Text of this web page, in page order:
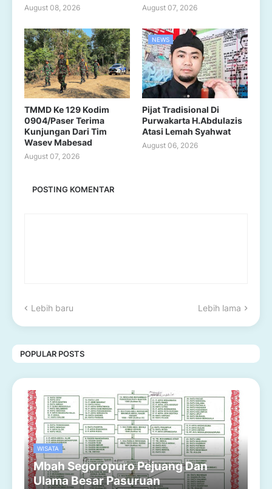
August 08, 2026 August 07, 2026
TMMD Ke 129 Kodim
0904/Paser Terima
Kunjungan Dari Tim
Wasev Mabesad
August 07, 2026
NEWS
Pijat Tradisional Di
Purwakarta H.Abdulazis
Atasi Lemah Syahwat
August 06, 2026
POSTING KOMENTAR
Lebih baru Lebih lama
POPULAR POSTS
WISATA
Mbah Segoropuro Pejuang Dan
Ulama Besar Pasuruan